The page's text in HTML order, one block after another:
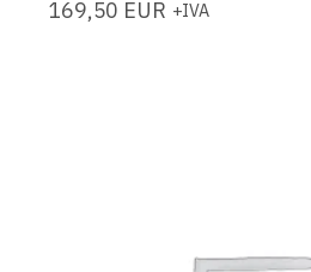
169,50 EUR +IVA